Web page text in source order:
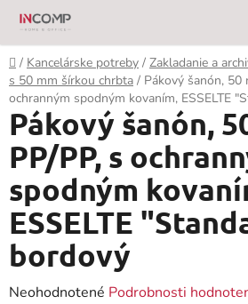
Prejsť
obsah
Domov
/ Kancelárske potreby / Zakladanie a
s 50 mm šírkou chrbta / Pákový šanón, 50
ochranným spodným kovaním, ESSELTE
Pákový šanón,
PP/PP, s
spodným
ESSELTE
bordový
Priemerné
Neohodnotené Podrobnosti